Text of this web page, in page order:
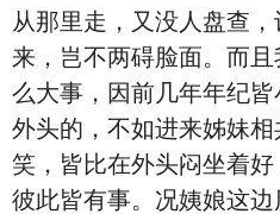
从那里走，又没人盘查
来，岂不两碍脸面。而
么大事，因前几年年纪
外头的，不如进来姊妹
笑，皆比在外头闷坐着
彼此皆有事。况姨娘这